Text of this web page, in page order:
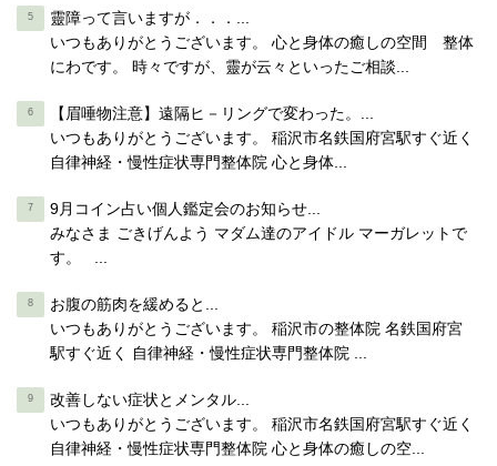
靈障って言いますが．．．...
いつもありがとうございます。 心と身体の癒しの空間 整体
にわです。 時々ですが、靈が云々といったご相談...
【眉唾物注意】遠隔ヒ－リングで変わった。...
いつもありがとうございます。 稲沢市名鉄国府宮駅すぐ近く
自律神経・慢性症状専門整体院 心と身体...
9月コイン占い個人鑑定会のお知らせ...
みなさま ごきげんよう マダム達のアイドル マーガレットで
す。 ...
お腹の筋肉を緩めると...
いつもありがとうございます。 稲沢市の整体院 名鉄国府宮
駅すぐ近く 自律神経・慢性症状専門整体院 ...
改善しない症状とメンタル...
いつもありがとうございます。 稲沢市名鉄国府宮駅すぐ近く
自律神経・慢性症状専門整体院 心と身体の癒しの空...